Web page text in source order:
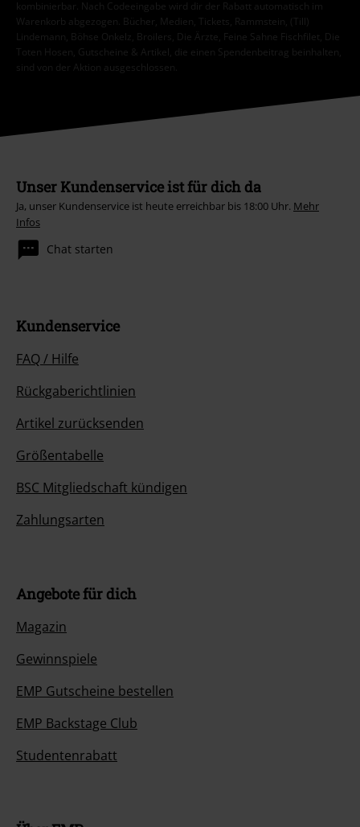
kombinierbar. Nach Codeeingabe wird dir der Rabatt automatisch im
Warenkorb abgezogen. Bücher, Medien, Tickets, Rammstein, (Till)
Lindemann, Böhse Onkelz, Broilers, Die Ärzte, Feine Sahne Fischfilet, Die
Toten Hosen, Gutscheine & Artikel, die einen Spendenbeitrag beinhalten,
sind von der Aktion ausgeschlossen.
Unser Kundenservice ist für dich da
Ja, unser Kundenservice ist heute erreichbar bis 18:00 Uhr. Mehr
Infos
Chat starten
Kundenservice
FAQ / Hilfe
Rückgaberichtlinien
Artikel zurücksenden
Größentabelle
BSC Mitgliedschaft kündigen
Zahlungsarten
Angebote für dich
Magazin
Gewinnspiele
EMP Gutscheine bestellen
EMP Backstage Club
Studentenrabatt